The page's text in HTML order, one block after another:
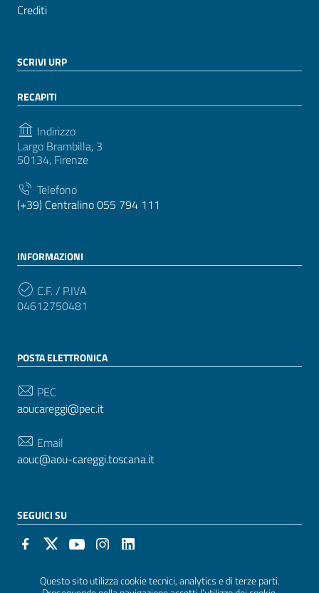
Questo sito utilizza cookie tecnici, analytics e di terze parti.
Crediti
SCRIVI URP
RECAPITI
Indirizzo
Largo Brambilla, 3
50134, Firenze
Telefono
(+39) Centralino 055 794 111
INFORMAZIONI
C.F. / P.IVA
04612750481
POSTA ELETTRONICA
PEC
aoucareggi@pec.it
Email
aouc@aou-careggi.toscana.it
SEGUICI SU
Sezione Link Utili
Privacy | Cookie policy | Note legali | Contatti |